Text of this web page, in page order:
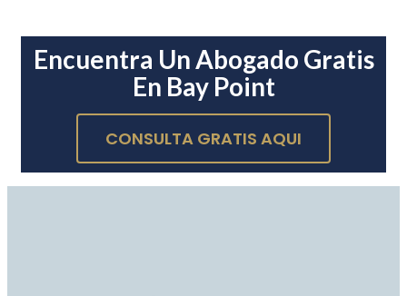
Encuentra Un Abogado Gratis
En Bay Point
CONSULTA GRATIS AQUI